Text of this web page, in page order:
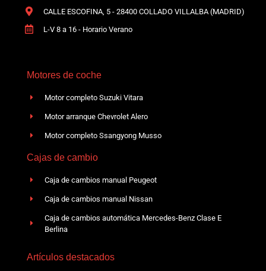
CALLE ESCOFINA, 5 - 28400 COLLADO VILLALBA (MADRID)
L-V 8 a 16 - Horario Verano
Motores de coche
Motor completo Suzuki Vitara
Motor arranque Chevrolet Alero
Motor completo Ssangyong Musso
Cajas de cambio
Caja de cambios manual Peugeot
Caja de cambios manual Nissan
Caja de cambios automática Mercedes-Benz Clase E
Berlina
Artículos destacados